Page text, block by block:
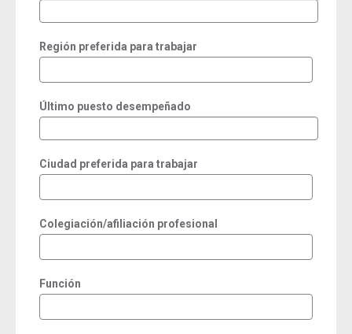
Región preferida para trabajar
Último puesto desempeñado
Ciudad preferida para trabajar
Colegiación/afiliación profesional
Función